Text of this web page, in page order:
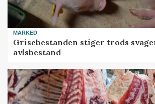
MARKED
Grisebestanden stiger trods
avlsbestand